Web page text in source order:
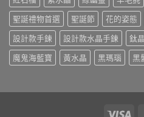
聖誕禮物首選
聖誕節 花的姿態
設計款手鍊
設計款水晶手鍊 鈦晶
魔鬼海藍寶
黃水晶 黑瑪瑙 黑